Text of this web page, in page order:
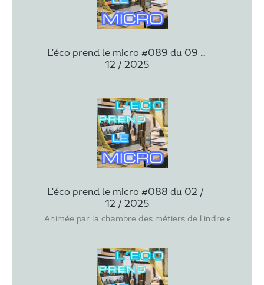
L'éco prend le micro #089 du 09 /
12 / 2025
L'éco prend le micro #088 du 02 /
12 / 2025
Animée par la chambre des métiers de l'indre et ses